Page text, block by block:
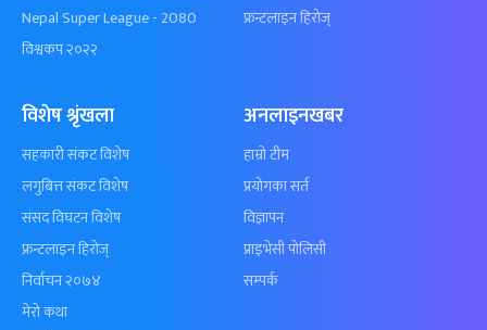
Nepal Super League - 2080
विश्वकप २०२२
फ्रन्टलाइन हिरोज्
विशेष श्रृंखला
सहकारी संकट विशेष
लगुबित्त संकट विशेष
संसद विघटन विशेष
फ्रन्टलाइन हिरोज्
निर्वाचन २०७४
मेरो कथा
अनलाइनखबर
हाम्रो टीम
प्रयोगका सर्त
विज्ञापन
प्राइभेसी पोलिसी
सम्पर्क